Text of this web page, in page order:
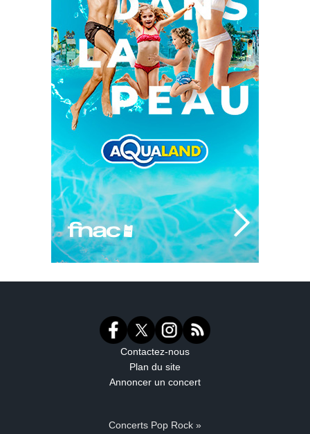
Contactez-nous
Plan du site
Annoncer un concert
Concerts Pop Rock »